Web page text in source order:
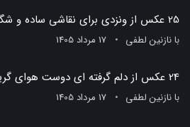
25 عکس از ونزدی برای نقاشی ساده و شگفت‌انگیز
بانازنین لطفی 17 مرداد 1405
24 عکس از دلم گرفته ای دوست هوای گریه
بانازنین لطفی 17 مرداد 1405